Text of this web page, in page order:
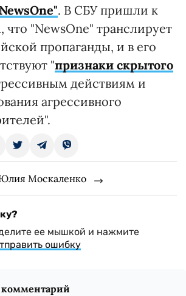
. В СБУ пришли к
что "NewsOne" транслирует
пропаганды, и в его
"признаки скрытого
действиям и
агрессивного
Москаленко
ее мышкой и нажмите
ошибку
комментарий